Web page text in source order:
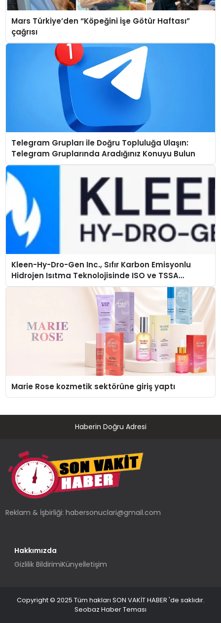
Mars Türkiye’den “Köpeğini İşe Götür Haftası”
çağrısı
Telegram Grupları ile Doğru Topluluğa Ulaşın:
Telegram Gruplarında Aradığınız Konuyu Bulun
Kleen-Hy-Dro-Gen Inc., Sıfır Karbon Emisyonlu
Hidrojen Isıtma Teknolojisinde ISO ve TSSA
Düzenleyici Onaylarını Aldı
Marie Rose kozmetik sektörüne giriş yaptı
Haberin Doğru Adresi
Reklam & İşbirliği:habersonuclari@gmail.com
Hakkımızda
Gizlilik BildirimiKünyeİletişim
Copyright © 2025 Tüm hakları SON VAKİT HABER 'de saklıdır.
Seobaz Haber Teması